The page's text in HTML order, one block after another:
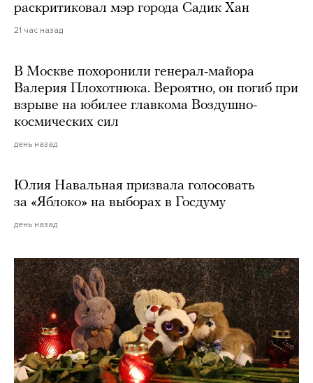
раскритиковал мэр города Садик Хан
21 час назад
В Москве похоронили генерал-майора
Валерия Плохотнюка. Вероятно, он погиб при
взрыве на юбилее главкома Воздушно-
космических сил
день назад
Юлия Навальная призвала голосовать
за «Яблоко» на выборах в Госдуму
день назад